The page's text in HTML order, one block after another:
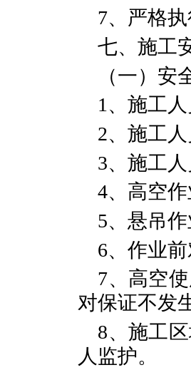
7、严格
七、施工
（一）安
1、施工
2、施工
3、施工
4、高空
5、悬吊
6、作业
7、高空
对保证不发
8、施工
人监护。